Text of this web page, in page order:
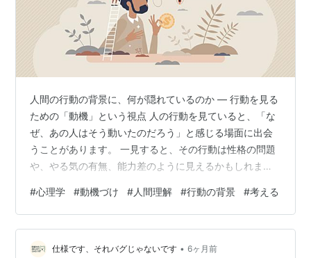
人間の行動の背景に、何が隠れているのか ― 行動を見る
ための「動機」という視点 人の行動を見ていると、「な
ぜ、あの人はそう動いたのだろう」と感じる場面に出会
うことがあります。 一見すると、その行動は性格の問題
や、やる気の有無、能力差のように見えるかもしれませ
あると考えます。 動機とは、人が何かを決めたり、動き
出したりするときの、内側の力です。 目に見えません
が、行動を理解するための重要な手がかりになります。
私たちの中には、複数の動機が同時に存在している 人
#心理学 #動機づけ #人間理解 #行動の背景 #考える
仕様です、それバグじゃないです • 6ヶ月前